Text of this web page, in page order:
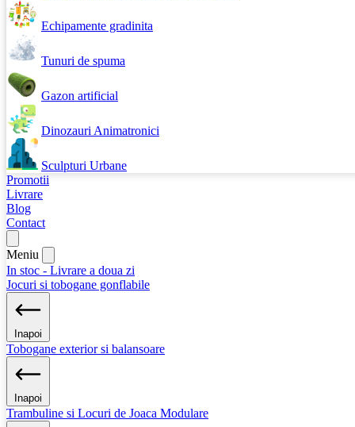
Echipamente gradinita
Tunuri de spuma
Gazon artificial
Dinozauri Animatronici
Sculpturi Urbane
Promotii
Livrare
Blog
Contact
Meniu
In stoc - Livrare a doua zi
Jocuri si tobogane gonflabile
Inapoi
Tobogane exterior si balansoare
Inapoi
Trambuline si Locuri de Joaca Modulare